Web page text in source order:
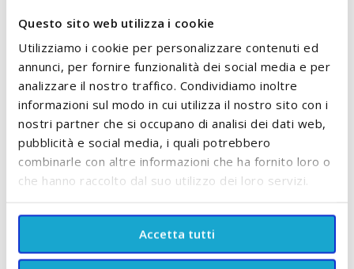
Questo sito web utilizza i cookie
Utilizziamo i cookie per personalizzare contenuti ed
annunci, per fornire funzionalità dei social media e per
analizzare il nostro traffico. Condividiamo inoltre
informazioni sul modo in cui utilizza il nostro sito con i
nostri partner che si occupano di analisi dei dati web,
pubblicità e social media, i quali potrebbero
combinarle con altre informazioni che ha fornito loro o
che hanno raccolto dal suo utilizzo dei loro servizi.
Accetta tutti
SCOPRI TUTTI I PRODOTTI DEL BRAND